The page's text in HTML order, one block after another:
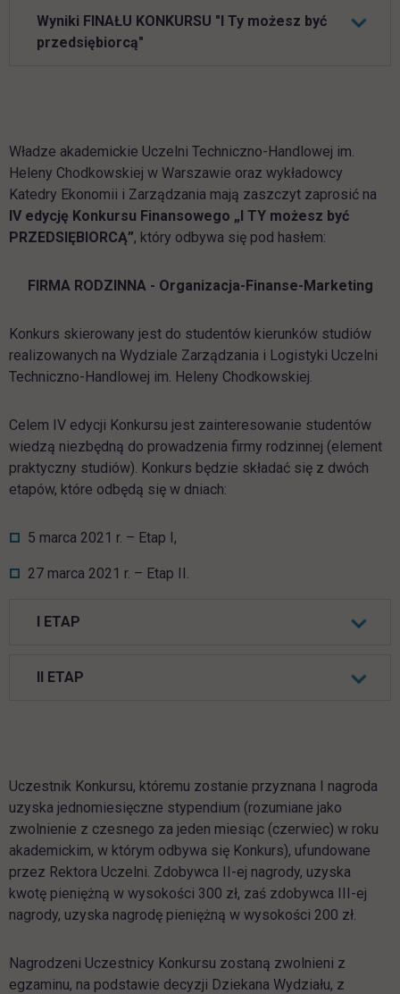
Wyniki FINAŁU KONKURSU "I Ty możesz być
przedsiębiorcą"
Władze akademickie Uczelni Techniczno-Handlowej im.
Heleny Chodkowskiej w Warszawie oraz wykładowcy
Katedry Ekonomii i Zarządzania mają zaszczyt zaprosić na
IV edycję Konkursu Finansowego „I TY możesz być
PRZEDSIĘBIORCĄ”, który odbywa się pod hasłem:
FIRMA RODZINNA - Organizacja-Finanse-Marketing
Konkurs skierowany jest do studentów kierunków studiów
realizowanych na Wydziale Zarządzania i Logistyki Uczelni
Techniczno-Handlowej im. Heleny Chodkowskiej.
Celem IV edycji Konkursu jest zainteresowanie studentów
wiedzą niezbędną do prowadzenia firmy rodzinnej (element
praktyczny studiów). Konkurs będzie składać się z dwóch
etapów, które odbędą się w dniach:
5 marca 2021 r. – Etap I,
27 marca 2021 r. – Etap II.
I ETAP
II ETAP
Uczestnik Konkursu, któremu zostanie przyznana I nagroda
uzyska jednomiesięczne stypendium (rozumiane jako
zwolnienie z czesnego za jeden miesiąc (czerwiec) w roku
akademickim, w którym odbywa się Konkurs), ufundowane
przez Rektora Uczelni. Zdobywca II-ej nagrody, uzyska
kwotę pieniężną w wysokości 300 zł, zaś zdobywca III-ej
nagrody, uzyska nagrodę pieniężną w wysokości 200 zł.
Nagrodzeni Uczestnicy Konkursu zostaną zwolnieni z
egzaminu, na podstawie decyzji Dziekana Wydziału, z